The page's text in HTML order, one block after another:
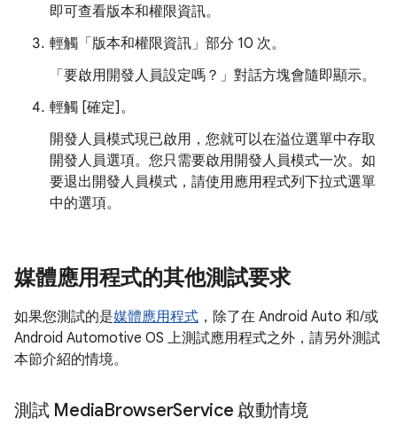
即可查看版本和權限資訊。
輕觸「版本和權限資訊」 部分 10 次。
「要啟用開發人員設定嗎？」對話方塊會隨即顯示。
輕觸 [確定] 。
開發人員模式現已啟用，您就可以在溢位選單中存取
開發人員選項。您只需要啟用開發人員模式一次。如
要退出開發人員模式，請使用應用程式列下拉式選單
中的選項。
媒體應用程式的其他測試要求
如果您測試的是媒體應用程式 ，除了在 Android Auto 和/或
Android Automotive OS 上測試應用程式之外，請另外測試
本節介紹的情境。
測試 MediaBrowserService 啟動情境